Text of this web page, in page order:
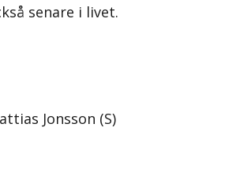
senare i livet.
Jonsson (S)